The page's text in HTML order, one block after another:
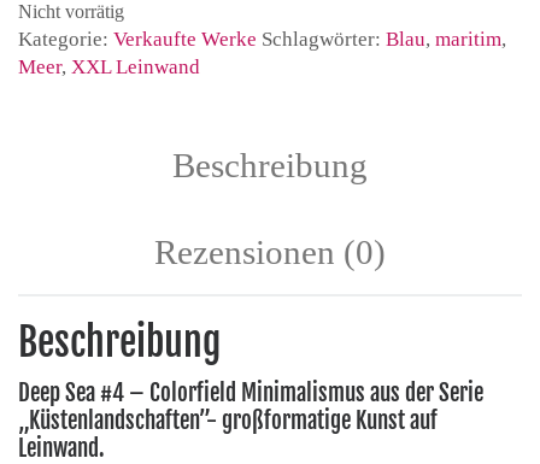
Nicht vorrätig
Kategorie: Verkaufte Werke Schlagwörter: Blau, maritim,
Meer, XXL Leinwand
Beschreibung
Rezensionen (0)
Beschreibung
Deep Sea #4 – Colorfield Minimalismus aus der Serie
„Küstenlandschaften”- großformatige Kunst auf
Leinwand.